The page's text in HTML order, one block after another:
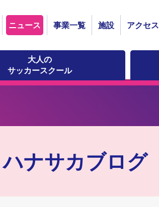
ニュース 事業一覧 施設 アクセス
大人の
サッカースクール
ハナサカブログ